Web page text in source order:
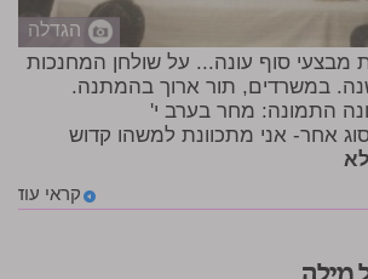
הגדלה
מבצעי סוף עונה... על שולחן המחנכות
במשרדים, תור ארוך בהמתנה.
התמונה: מחר בערב י'
אחר- אני מתכוונת למשהו קדוש
קראי עוד